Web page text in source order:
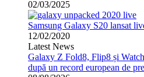
02/03/2025
Samsung Galaxy S20 lansat
12/02/2020
Latest News
Galaxy Z Fold8, Flip8 și
după un record european de